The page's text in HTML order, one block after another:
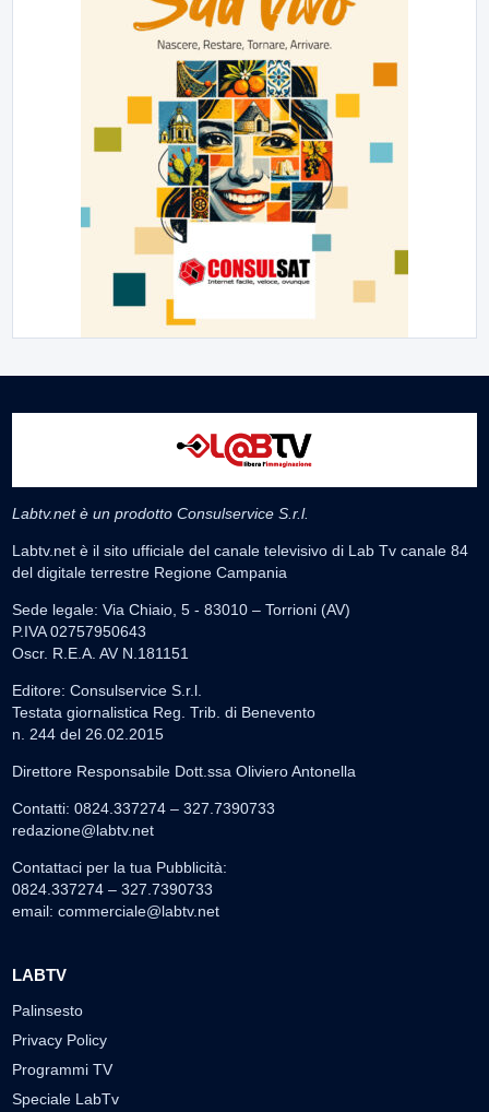
Labtv.net è un prodotto Consulservice S.r.l.
Labtv.net è il sito ufficiale del canale televisivo di Lab Tv canale 84
del digitale terrestre Regione Campania
Sede legale: Via Chiaio, 5 - 83010 – Torrioni (AV)
P.IVA 02757950643
Oscr. R.E.A. AV N.181151
Editore: Consulservice S.r.l.
Testata giornalistica Reg. Trib. di Benevento
n. 244 del 26.02.2015
Direttore Responsabile Dott.ssa Oliviero Antonella
Contatti: 0824.337274 – 327.7390733
redazione@labtv.net
Contattaci per la tua Pubblicità:
0824.337274 – 327.7390733
email: commerciale@labtv.net
LABTV
Palinsesto
Privacy Policy
Programmi TV
Speciale LabTv